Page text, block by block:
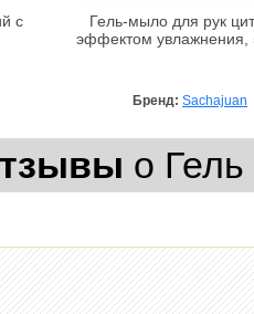
с
Гель-мыло для рук
эффектом увлажнения,
Бренд: Sachajuan
о